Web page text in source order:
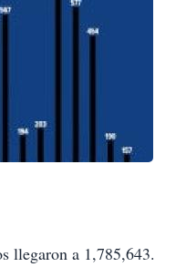
llegaron a 1,785,643.